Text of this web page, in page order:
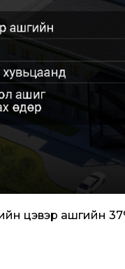
цэвэр ашгийн